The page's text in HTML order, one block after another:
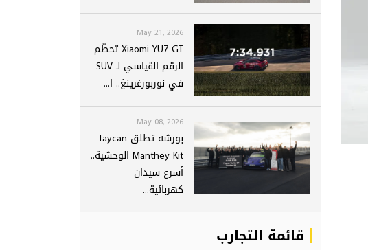
May 21, 2026
Xiaomi YU7 GT تحطّم
الرقم القياسي لـ SUV
في نوربورغرينغ.. ا...
May 08, 2026
بورشه تطلق Taycan
Manthey Kit الوحشية..
أسرع سيدان
كهربائية...
قائمة التجارب